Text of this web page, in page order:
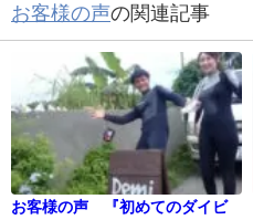
お客様の声の関連記事
お客様の声 『初めてのダイビ